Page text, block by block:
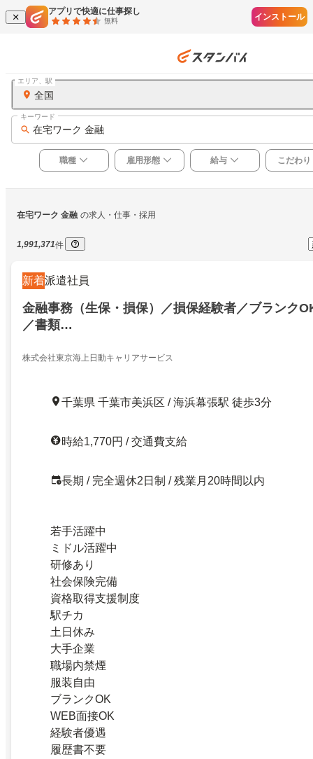
アプリで快適に仕事探し
無料 インストール
全国
エリア、駅
在宅ワーク 金融
キーワード
職種 雇用形態 給与 こだわり
在宅ワーク 金融 の求人・仕事・採用
1,991,371件
新着派遣社員
金融事務（生保・損保）／損保経験者／ブランク
／書類…
株式会社東京海上日動キャリアサービス
千葉県 千葉市美浜区 / 海浜幕張駅 徒歩3分
時給1,770円 / 交通費支給
長期 / 完全週休2日制 / 残業月20時間以内
若手活躍中
ミドル活躍中
研修あり
社会保険完備
資格取得支援制度
駅チカ
土日休み
大手企業
職場内禁煙
服装自由
ブランクOK
WEB面接OK
経験者優遇
履歴書不要